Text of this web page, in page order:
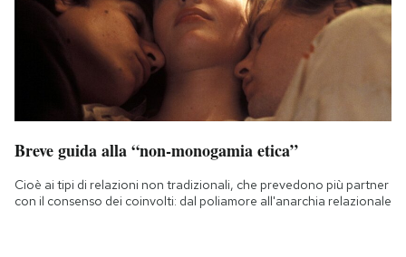
Breve guida alla “non-monogamia etica”
Cioè ai tipi di relazioni non tradizionali, che prevedono più partner
con il consenso dei coinvolti: dal poliamore all'anarchia relazionale